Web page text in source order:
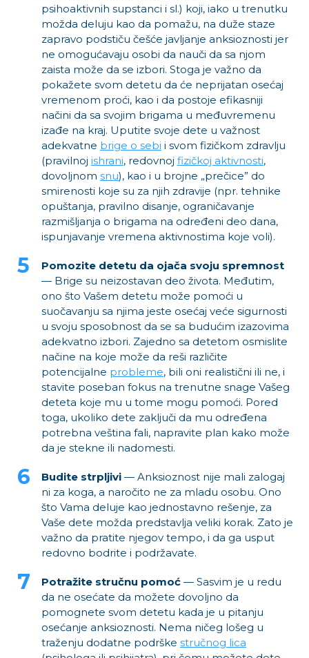
psihoaktivnih supstanci i sl.) koji, iako u trenutku
možda deluju kao da pomažu, na duže staze
zapravo podstiču češće javljanje anksioznosti jer
ne omogućavaju osobi da nauči da sa njom
zaista može da se izbori. Stoga je važno da
pokažete svom detetu da će neprijatan osećaj
vremenom proći, kao i da postoje efikasniji
načini da sa svojim brigama u međuvremenu
izađe na kraj. Uputite svoje dete u važnost
adekvatne brige o sebi i svom fizičkom zdravlju
(pravilnoj ishrani, redovnoj fizičkoj aktivnosti,
dovoljnom snu), kao i u brojne „prečice” do
smirenosti koje su za njih zdravije (npr. tehnike
opuštanja, pravilno disanje, ograničavanje
razmišljanja o brigama na određeni deo dana,
ispunjavanje vremena aktivnostima koje voli).
Pomozite detetu da ojača svoju spremnost
— Brige su neizostavan deo života. Međutim,
ono što Vašem detetu može pomoći u
suočavanju sa njima jeste osećaj veće sigurnosti
u svoju sposobnost da se sa budućim izazovima
adekvatno izbori. Zajedno sa detetom osmislite
načine na koje može da reši različite
potencijalne probleme, bili oni realistični ili ne, i
stavite poseban fokus na trenutne snage Vašeg
deteta koje mu u tome mogu pomoći. Pored
toga, ukoliko dete zaključi da mu određena
potrebna veština fali, napravite plan kako može
da je stekne ili nadomesti.
Budite strpljivi — Anksioznost nije mali zalogaj
ni za koga, a naročito ne za mladu osobu. Ono
što Vama deluje kao jednostavno rešenje, za
Vaše dete možda predstavlja veliki korak. Zato je
važno da pratite njegov tempo, i da ga usput
redovno bodrite i podržavate.
Potražite stručnu pomoć — Sasvim je u redu
da ne osećate da možete dovoljno da
pomognete svom detetu kada je u pitanju
osećanje anksioznosti. Nema ničeg lošeg u
traženju dodatne podrške stručnog lica